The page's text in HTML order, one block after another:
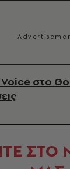
στο
ΣΤΟ